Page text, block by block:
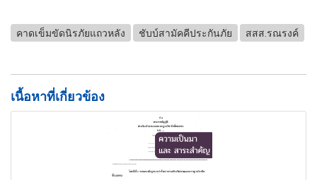
คาดเข็มขัดนิรภัยแถวหลัง ชับบ์สามัคคีประกันภัย สสส.รณรงค์
เนื้อหาที่เกี่ยวข้อง